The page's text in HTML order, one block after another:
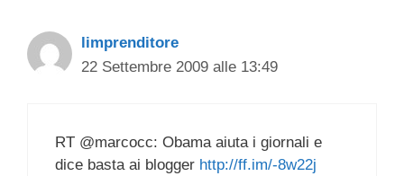
limprenditore
22 Settembre 2009 alle 13:49
RT @marcocc: Obama aiuta i giornali e
dice basta ai blogger http://ff.im/-8w22j